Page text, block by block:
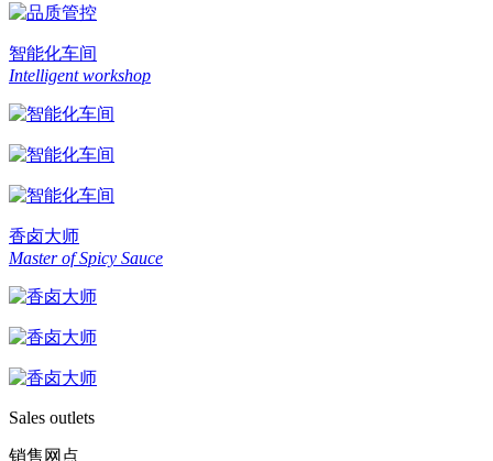
智能化车间
Intelligent workshop
香卤大师
Master of Spicy Sauce
Sales outlets
销售网点